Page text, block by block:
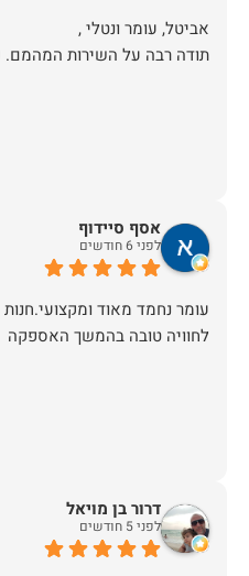
תודה רבה על השירות
אסף סיידוף
לפני 6 חודשים
עומר נחמד מאוד
לחוויה טובה בהמשך האספקה
דרור בן מויאל
לפני 5 חודשים